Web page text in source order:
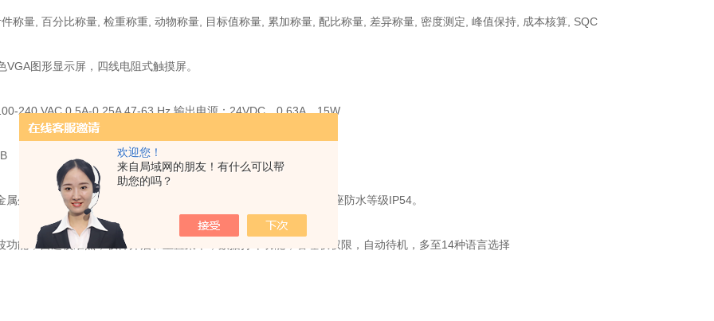
欢迎您！
来自局域网的朋友！有什么可以帮
助您的吗？
称量, 百分比称量, 检重称重, 动物称量, 目标值称量, 累加称量, 配比称量, 差异称量, 密度测定, 峰值保持, 成本核算, SQC
VGA图形显示屏，四线电阻式触摸屏。
240 VAC 0.5A-0.25A 47-63 Hz 输出电源：24VDC，0.63A，15W
属外壳，不锈钢秤盘(377x311mm)，可更换的面板防护罩，天平基座防水等级IP54。
功能，自选校准点，软件开启和重置菜单，数据打印功能，管理权权限，自动待机，多至14种语言选择